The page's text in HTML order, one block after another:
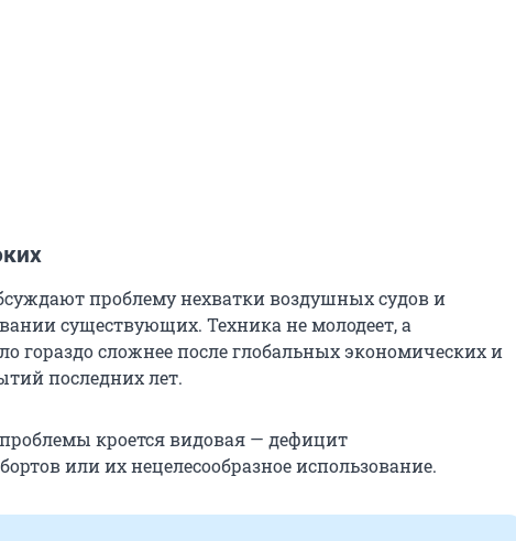
проблему нехватки воздушных судов и
существующих. Техника не молодеет, а
гораздо сложнее после глобальных экономических и
последних лет.
кроется видовая — дефицит
или их нецелесообразное использование.